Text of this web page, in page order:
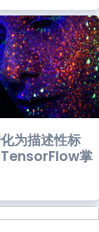
为描述性标
掌